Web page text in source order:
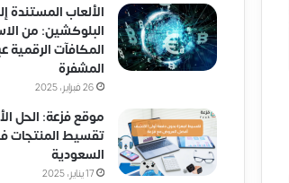
الألعاب المستندة
البلوكشين: من
المكافآت الرقمية
المشفرة
26 فبراير، 2025
موقع فزعة: الحل
تقسيط المنتجات
السعودية
17 يناير، 2025